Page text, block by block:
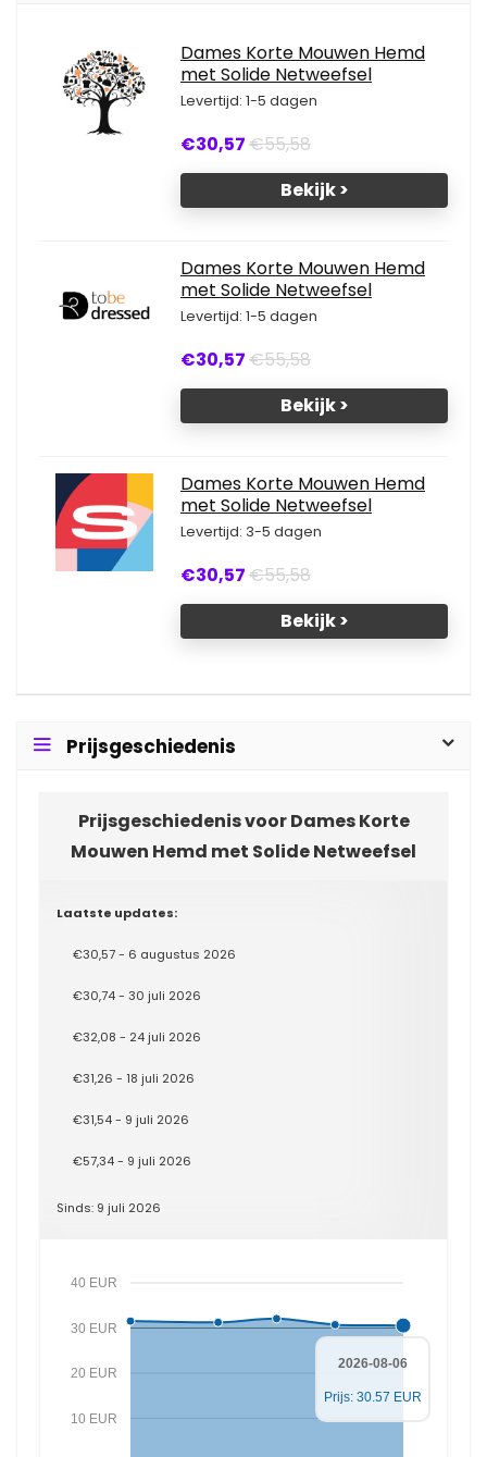
Dames Korte Mouwen Hemd
met Solide Netweefsel
Levertijd: 1-5 dagen
€30,57€55,58
Bekijk >
Dames Korte Mouwen Hemd
met Solide Netweefsel
Levertijd: 1-5 dagen
€30,57€55,58
Bekijk >
Dames Korte Mouwen Hemd
met Solide Netweefsel
Levertijd: 3-5 dagen
€30,57€55,58
Bekijk >
Prijsgeschiedenis
Prijsgeschiedenis voor Dames Korte
Mouwen Hemd met Solide Netweefsel
Laatste updates:
€30,57 - 6 augustus 2026
€30,74 - 30 juli 2026
€32,08 - 24 juli 2026
€31,26 - 18 juli 2026
€31,54 - 9 juli 2026
€57,34 - 9 juli 2026
Sinds: 9 juli 2026
10 EUR
20 EUR
30 EUR
40 EUR
2026-08-06
Prijs: 30.57 EUR